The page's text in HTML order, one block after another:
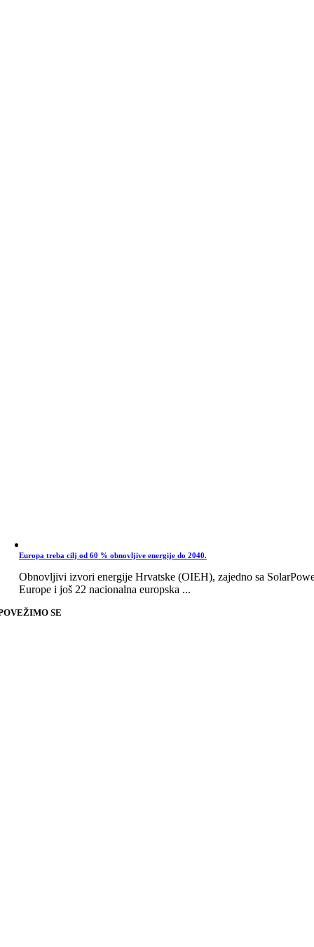
Europa treba cilj od 60 % obnovljive energije do 2040.
Obnovljivi izvori energije Hrvatske (OIEH), zajedno sa
Europe i još 22 nacionalna europska ...
SE